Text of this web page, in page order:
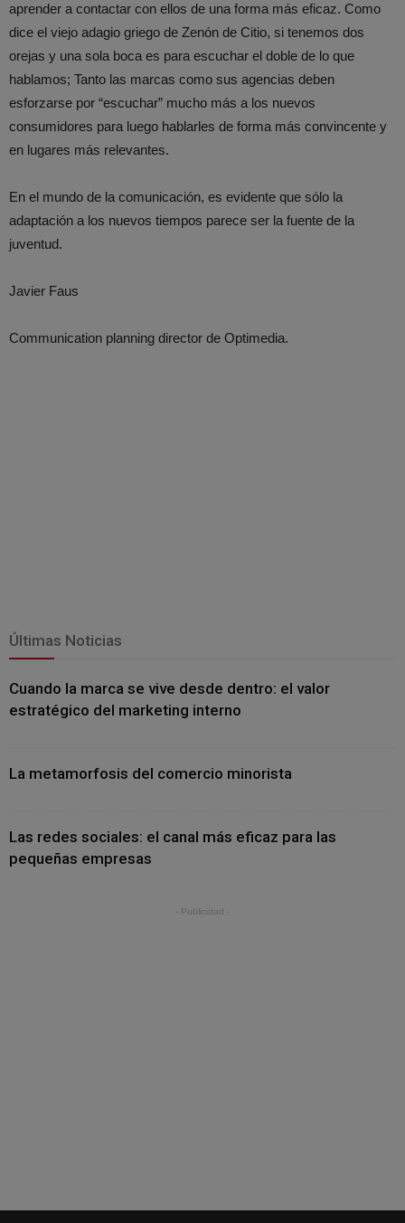
aprender a contactar con ellos de una forma más eficaz. Como
dice el viejo adagio griego de Zenón de Citio, si tenemos dos
orejas y una sola boca es para escuchar el doble de lo que
hablamos; Tanto las marcas como sus agencias deben
esforzarse por “escuchar” mucho más a los nuevos
consumidores para luego hablarles de forma más convincente y
en lugares más relevantes.
En el mundo de la comunicación, es evidente que sólo la
adaptación a los nuevos tiempos parece ser la fuente de la
juventud.
Javier Faus
Communication planning director de Optimedia.
Últimas Noticias
Cuando la marca se vive desde dentro: el valor
estratégico del marketing interno
La metamorfosis del comercio minorista
Las redes sociales: el canal más eficaz para las
pequeñas empresas
- Publicidad -